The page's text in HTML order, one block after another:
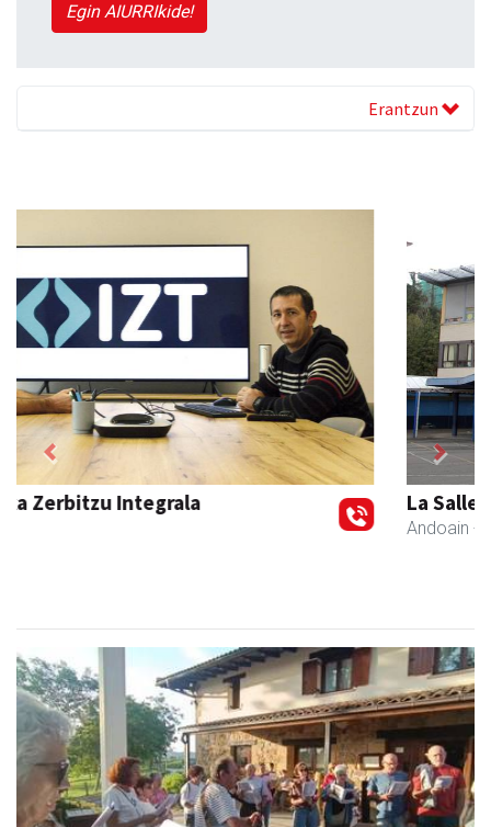
Egin AIURRIkide!
Erantzun
La Salle Berrozpe Ikastetxea
Previous Next